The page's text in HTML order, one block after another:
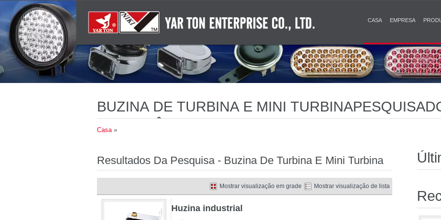
CASA EMPRESA
BUZINA DE TURBINA E MINI
ADVERTÊNCIA LED E SOLARES AVANÇADAS PARA
Casa»
Resultados Da Pesquisa - Buzina De Turbina E Mini Turbina
Mostrar visualização de lista
Mostrar visualização em grade
Huzina industrial